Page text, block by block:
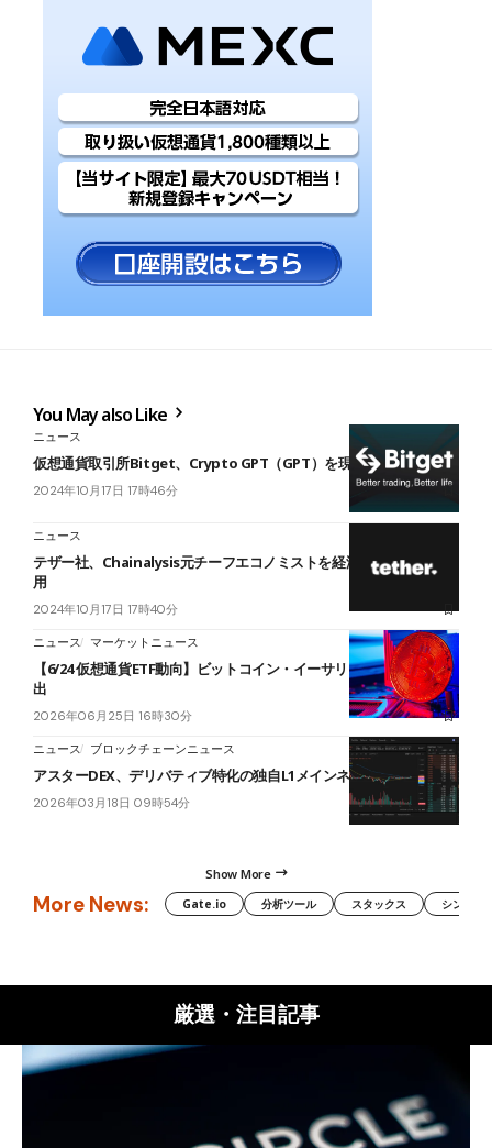
You May also Like
ニュース
仮想通貨取引所Bitget、Crypto GPT（GPT）を現物市場に上場
2024年10月17日 17時46分
ニュース
テザー社、Chainalysis元チーフエコノミストを経済部門責任者に起
用
2024年10月17日 17時40分
ニュース マーケットニュース
【6/24 仮想通貨ETF動向】ビットコイン・イーサリアムが5日連続流
出
2026年06月25日 16時30分
ニュース ブロックチェーンニュース
アスターDEX、デリバティブ特化の独自L1メインネット公開
2026年03月18日 09時54分
Show More
More News: Gate.io 分析ツール スタックス シンボル
厳選・注目記事